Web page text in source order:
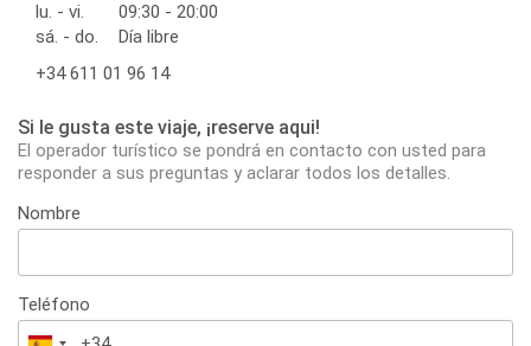
lu. - vi.
09:30 - 20:00
sá. - do.
Día libre
+34 611 01 96 14
Si le gusta este viaje, ¡reserve aqui!
El operador turístico se pondrá en contacto con usted para
responder a sus preguntas y aclarar todos los detalles.
Nombre
Teléfono